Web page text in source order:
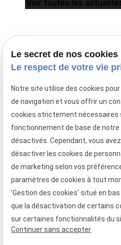
Voir toutes les
Avocat en droit de
le cabinet Maître
France et en droit
Téléphone
01 88 24 37 13
Le secret de nos cookies
Le respect de votre vie
Notre site utilise des cookies
de navigation et vous offrir un
cookies strictement nécessaires
fonctionnement de base de
désactivés. Cependant, vous
désactiver les cookies de
de marketing selon vos
paramètres de cookies à tout
'Gestion des cookies' situé en
que la désactivation de certains
sur certaines fonctionnalités du
Continuer sans accepter